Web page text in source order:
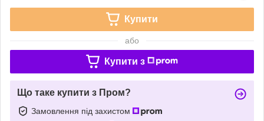
Купити
або
Купити з
Що таке купити з Пром?
Замовлення під захистом